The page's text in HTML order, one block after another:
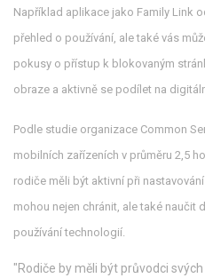
Například aplikace jako Family Link
přehled o používání, ale také vás
pokusy o přístup k blokovaným
obraze a aktivně se podílet na
Podle studie organizace Common
mobilních zařízeních v průměru 2,5
rodiče měli být aktivní při
mohou nejen chránit, ale také naučit
používání technologií.
"Rodiče by měli být průvodci